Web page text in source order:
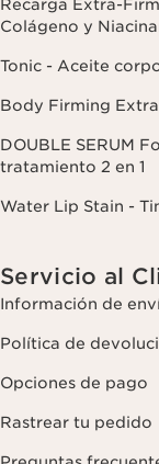
Recarga Extra-
Colágeno y
Tonic - Aceite
Body Firming
DOUBLE SERUM
tratamiento 2 en 1
Water Lip Stain -
Servicio al
Información de
Política de
Opciones de pago
Rastrear tu pedido